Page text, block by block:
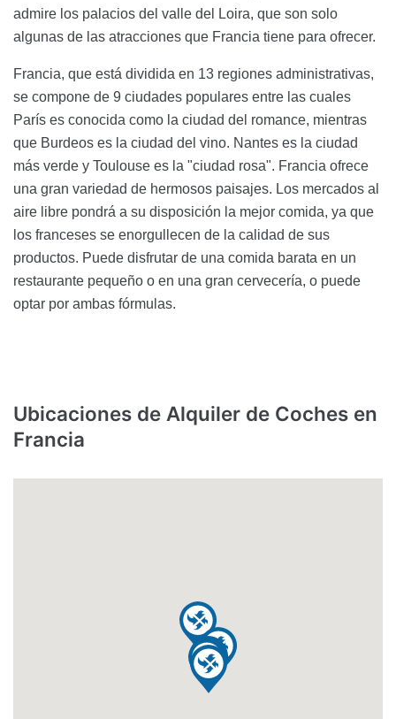
admire los palacios del valle del Loira, que son solo
algunas de las atracciones que Francia tiene para ofrecer.
Francia, que está dividida en 13 regiones administrativas,
se compone de 9 ciudades populares entre las cuales
París es conocida como la ciudad del romance, mientras
que Burdeos es la ciudad del vino. Nantes es la ciudad
más verde y Toulouse es la "ciudad rosa". Francia ofrece
una gran variedad de hermosos paisajes. Los mercados al
aire libre pondrá a su disposición la mejor comida, ya que
los franceses se enorgullecen de la calidad de sus
productos. Puede disfrutar de una comida barata en un
restaurante pequeño o en una gran cervecería, o puede
optar por ambas fórmulas.
Ubicaciones de Alquiler de Coches en
Francia